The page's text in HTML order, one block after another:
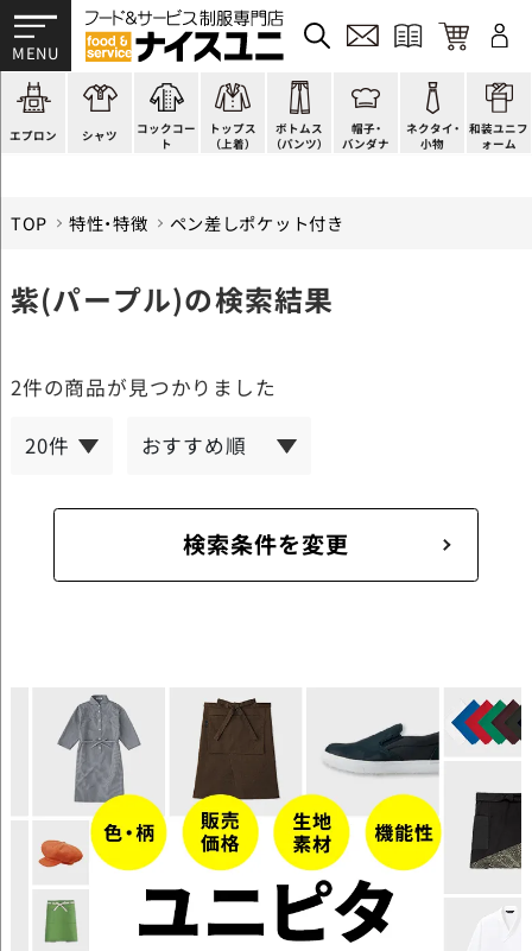
エプロン
かぶり型
スモック風
厨房用
ラップエプロン
シャツ
ピンタック
Tシャツ
ポロシャツ
和風シャツ(Asian)コックコー
ト
ショップコート
スタンダード
ファッション
キッズ
トップス
（上着）
法被(はっぴ)
調理白衣
カットソー
ジャンバー
ボトムス
（パンツ）
イージーパンツ
ワンピース
厨房シューズ
フロアシューズ
帽子・
バンダナ
洋帽子
コック帽
衛生帽子
ヘアネット
ネクタイ・
小物
ネクタイ
蝶ネクタイ
リボン・スカーフ
クロスタイ
和装ユニフ
ォーム
帯
草履、足袋など
着付小物
きもの
TOP 特性・特徴 ペン差しポケット付き
紫(パープル)の検索結果
2件の商品が見つかりました
検索条件を変更